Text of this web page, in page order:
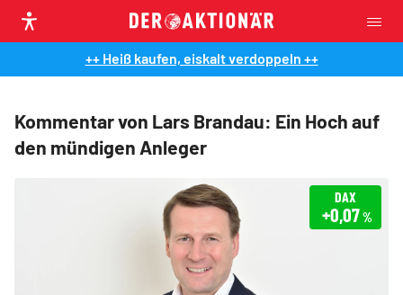
++ Heiß kaufen, eiskalt verdoppeln ++
Kommentar von Lars Brandau: Ein Hoch auf
den mündigen Anleger
DAX
+0,07%